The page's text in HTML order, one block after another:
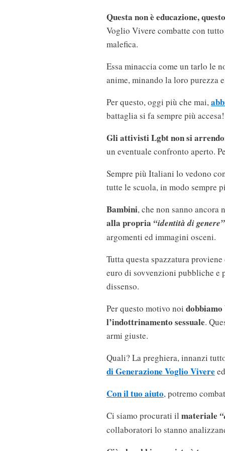
Questa non è educazione,
Voglio Vivere combatte con
malefica.
Essa minaccia come un tarlo le
anime, minando la loro purezza
Per questo, oggi più che mai,
battaglia si fa sempre più
Gli attivisti Lgbt non si
un eventuale confronto aperto.
Sempre più Italiani lo vedono
tutte le scuola, in modo sempre
Bambini, che non sanno ancora
alla propria “identità di
argomenti ed immagini osceni.
Tutta questa spazzatura
euro di sovvenzioni pubbliche e
dissenso.
Per questo motivo noi
l’indottrinamento sessuale.
armi giuste.
Quali? La preghiera, innanzi
di Generazione Voglio Vivere
Con il tuo aiuto, potremo
Ci siamo procurati il materiale
collaboratori lo stanno